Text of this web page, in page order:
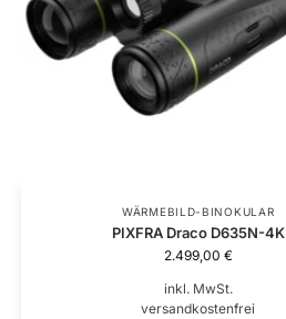
WÄRMEBILD-BINOKULAR
PIXFRA Draco D635N-4K
2.499,00 €
inkl. MwSt.
versandkostenfrei